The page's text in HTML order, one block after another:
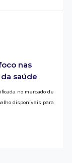
nas
saúde
no mercado de
disponíveis para